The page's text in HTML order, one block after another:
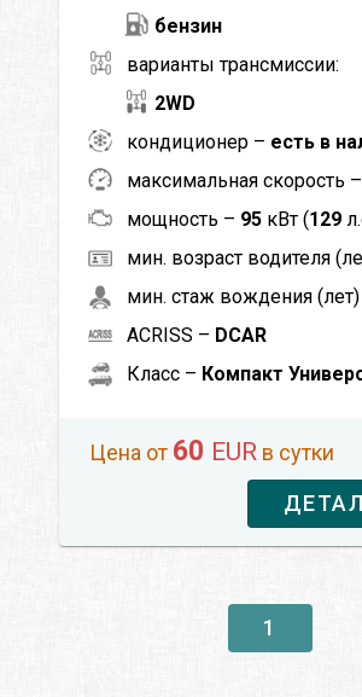
бензин
варианты трансмиссии:
2WD
кондиционер – есть в
максимальная скорость –
мощность – 95 кВт (129
мин. возраст водителя
мин. стаж вождения
ACRISS – DCAR
Класс – Компакт
Цена от 60 EUR в сутки
1